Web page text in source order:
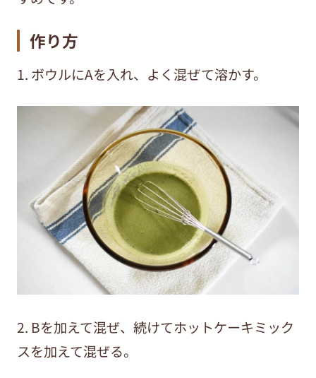
作り方
1. ボウルにAを入れ、よく混ぜて溶かす。
2. Bを加えて混ぜ、続けてホットケーキミック
スを加えて混ぜる。